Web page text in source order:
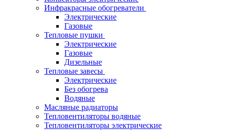
Инфракрасные обогреватели
Электрические
Газовые
Тепловые пушки
Электрические
Газовые
Дизельные
Тепловые завесы
Электрические
Без обогрева
Водяные
Масляные радиаторы
Тепловентиляторы водяные
Тепловентиляторы электрические